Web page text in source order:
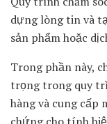
Nếu khách hàng
hỗ trợ đúng lúc.
Đừng quên ứng
hiện đại. Điều
khách hàng.